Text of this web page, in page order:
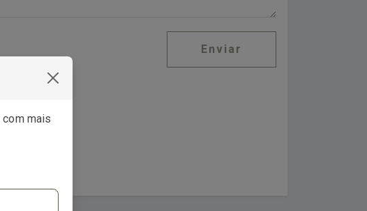
Enviar
com mais